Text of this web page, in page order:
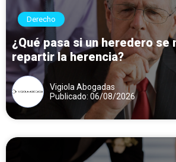
Derecho
¿Qué pasa si un heredero se
repartir la herencia?
Vigiola Abogadas
Publicado: 06/08/2026